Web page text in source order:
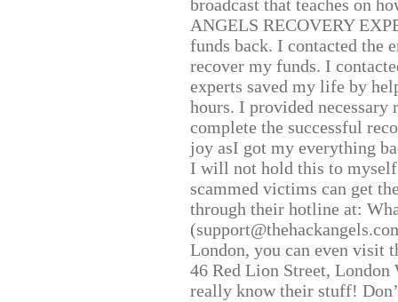
broadcast that teaches on
ANGELS RECOVERY
funds back. I contacted the
recover my funds. I
experts saved my life by
hours. I provided
complete the successful
joy asI got my everything
I will not hold this to
scammed victims can get
through their hotline at:
London, you can even visit
46 Red Lion Street, London
really know their stuff!